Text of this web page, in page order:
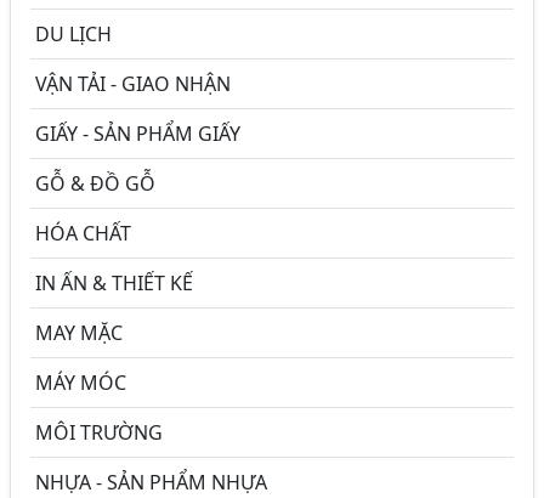
DU LỊCH
VẬN TẢI - GIAO NHẬN
GIẤY - SẢN PHẨM GIẤY
GỖ & ĐỒ GỖ
HÓA CHẤT
IN ẤN & THIẾT KẾ
MAY MẶC
MÁY MÓC
MÔI TRƯỜNG
NHỰA - SẢN PHẨM NHỰA